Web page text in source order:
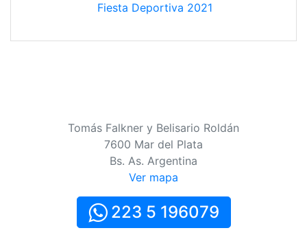
Fiesta Deportiva 2021
Tomás Falkner y Belisario Roldán
7600 Mar del Plata
Bs. As. Argentina
Ver mapa
223 5 196079